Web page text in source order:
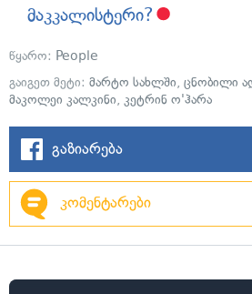
მაკკალისტერი?
წყარო: People
გაიგეთ მეტი: მარტო სახლში, ცნობილი
მაკოლეი კალკინი, კეტრინ ო'ჰარა
გაზიარება
კომენტარები